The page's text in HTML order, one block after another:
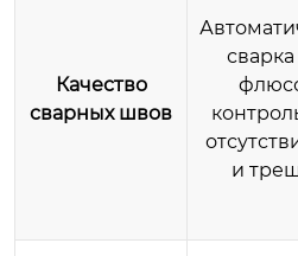
Качество
сварных швов
и